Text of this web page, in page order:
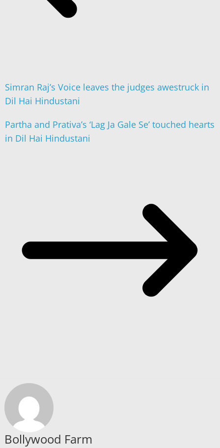
Simran Raj’s Voice leaves the judges awestruck in
Dil Hai Hindustani
Partha and Prativa’s ‘Lag Ja Gale Se’ touched hearts
in Dil Hai Hindustani
Bollywood Farm